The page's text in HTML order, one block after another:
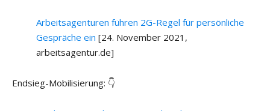
Arbeitsagenturen führen 2G-Regel für persönliche
Gespräche ein [24. November 2021,
arbeitsagentur.de]
Endsieg-Mobilisierung: 👇